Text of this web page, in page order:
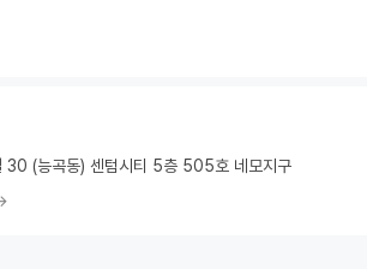
30 (능곡동) 센텀시티 5층 505호 네모지구